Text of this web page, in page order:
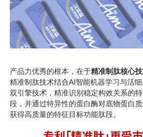
产品力优秀的根本，在于精准制肽核心
精准制肽技术结合AI智能机器学习与活
双引擎技术，精准识别稳定构效关系的
段，并通过特异性的蛋白酶对底物蛋白
获得高质量的特征目标功能肽段。